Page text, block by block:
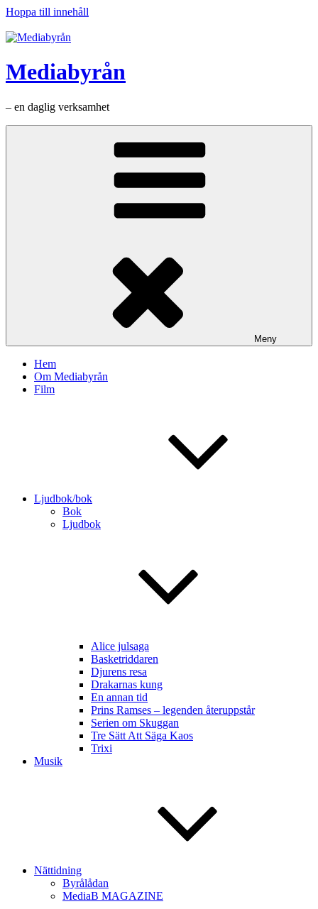
Hoppa till innehåll
Mediabyrån
– en daglig verksamhet
Meny
Hem
Om Mediabyrån
Film
Ljudbok/bok
Bok
Ljudbok
Alice julsaga
Basketriddaren
Djurens resa
Drakarnas kung
En annan tid
Prins Ramses – legenden återuppstår
Serien om Skuggan
Tre Sätt Att Säga Kaos
Trixi
Musik
Nättidning
Byrålådan
MediaB MAGAZINE